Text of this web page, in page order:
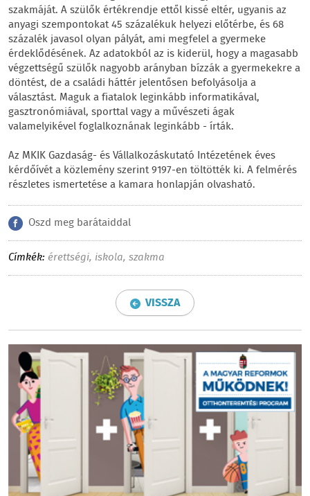
szakmáját. A szülők értékrendje ettől kissé eltér, ugyanis az
anyagi szempontokat 45 százalékuk helyezi előtérbe, és 68
százalék javasol olyan pályát, ami megfelel a gyermeke
érdeklődésének. Az adatokból az is kiderül, hogy a magasabb
végzettségű szülők nagyobb arányban bízzák a gyermekekre a
döntést, de a családi háttér jelentősen befolyásolja a
választást. Maguk a fiatalok leginkább informatikával,
gasztronómiával, sporttal vagy a művészeti ágak
valamelyikével foglalkoznának leginkább - írták.
Az MKIK Gazdaság- és Vállalkozáskutató Intézetének éves
kérdőívét a közlemény szerint 9197-en töltötték ki. A felmérés
részletes ismertetése a kamara honlapján olvasható.
Oszd meg barátaiddal
Címkék: érettségi, iskola, szakma
VISSZA